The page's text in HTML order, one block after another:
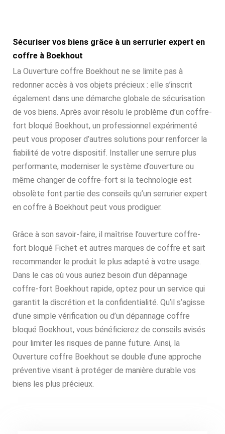
Sécuriser vos biens grâce à un serrurier expert en
coffre à Boekhout
La Ouverture coffre Boekhout ne se limite pas à
redonner accès à vos objets précieux : elle s’inscrit
également dans une démarche globale de sécurisation
de vos biens. Après avoir résolu le problème d’un coffre-
fort bloqué Boekhout, un professionnel expérimenté
peut vous proposer d’autres solutions pour renforcer la
fiabilité de votre dispositif. Installer une serrure plus
performante, moderniser le système d’ouverture ou
même changer de coffre-fort si la technologie est
obsolète font partie des conseils qu’un serrurier expert
en coffre à Boekhout peut vous prodiguer.
Grâce à son savoir-faire, il maîtrise l’ouverture coffre-
fort bloqué Fichet et autres marques de coffre et sait
recommander le produit le plus adapté à votre usage.
Dans le cas où vous auriez besoin d’un dépannage
coffre-fort Boekhout rapide, optez pour un service qui
garantit la discrétion et la confidentialité. Qu’il s’agisse
d’une simple vérification ou d’un dépannage coffre
bloqué Boekhout, vous bénéficierez de conseils avisés
pour limiter les risques de panne future. Ainsi, la
Ouverture coffre Boekhout se double d’une approche
préventive visant à protéger de manière durable vos
biens les plus précieux.